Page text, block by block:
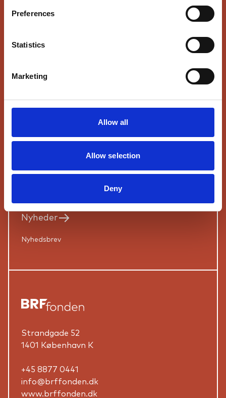
Preferences
Statistics
Marketing
Allow all
Allow selection
Deny
Årsrapporter
Bæredygtighed
Organisation
Nyheder
Nyhedsbrev
Strandgade 52
1401 København K
+45 8877 0441
info@brffonden.dk
www.brffonden.dk